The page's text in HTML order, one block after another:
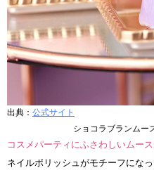
出典： 公式サイト
ショコラブランムー
コスメパーティにふさわしいムース
ネイルポリッシュがモチーフにな